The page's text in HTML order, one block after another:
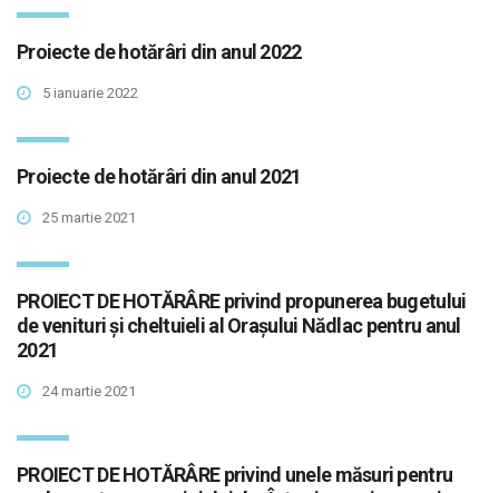
Proiecte de hotărâri din anul 2022
5 ianuarie 2022
Proiecte de hotărâri din anul 2021
25 martie 2021
PROIECT DE HOTĂRÂRE privind propunerea bugetului
de venituri și cheltuieli al Orașului Nădlac pentru anul
2021
24 martie 2021
PROIECT DE HOTĂRÂRE privind unele măsuri pentru